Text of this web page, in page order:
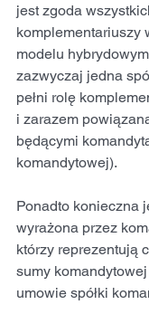
jest zgoda
komplementariuszy
modelu
zazwyczaj jedna
pełni rolę
i zarazem
będącymi
komandytowej).
Ponadto konieczna
wyrażona przez
którzy reprezentują
sumy
umowie spółki